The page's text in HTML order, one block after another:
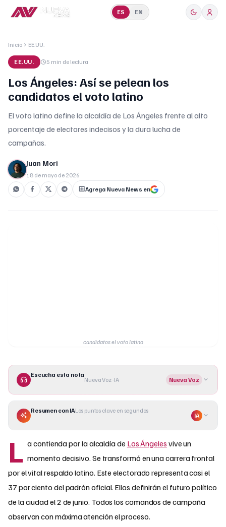
ES EN
Inicio EE.UU.
EE.UU. 5 min de lectura
Los Ángeles: Así se pelean los
candidatos el voto latino
El voto latino define la alcaldía de Los Ángeles frente al alto
porcentaje de electores indecisos y la dura lucha de
campañas.
Juan Mori
18 de mayo de 2026
Agrega Nueva News en
candidatos el voto latino
Escucha esta nota
Nueva Voz · IA Nueva Voz
Resumen con IALos puntos clave en segundos
IA
L a contienda por la alcaldía de Los Ángeles vive un
momento decisivo. Se transformó en una carrera frontal
por el vital respaldo latino. Este electorado representa casi el
37 por ciento del padrón oficial. Ellos definirán el futuro político
de la ciudad el 2 de junio. Todos los comandos de campaña
observan con máxima atención el proceso.